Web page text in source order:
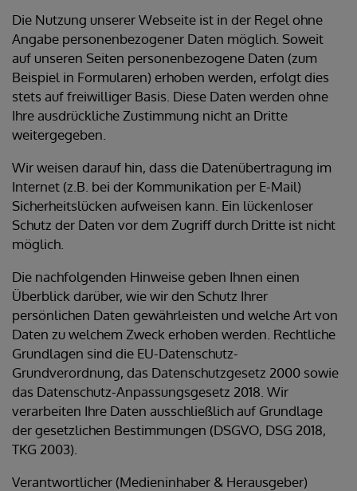
Die Nutzung unserer Webseite ist in der Regel ohne
Angabe personenbezogener Daten möglich. Soweit
auf unseren Seiten personenbezogene Daten (zum
Beispiel in Formularen) erhoben werden, erfolgt dies
stets auf freiwilliger Basis. Diese Daten werden ohne
Ihre ausdrückliche Zustimmung nicht an Dritte
weitergegeben.
Wir weisen darauf hin, dass die Datenübertragung im
Internet (z.B. bei der Kommunikation per E-Mail)
Sicherheitslücken aufweisen kann. Ein lückenloser
Schutz der Daten vor dem Zugriff durch Dritte ist nicht
möglich.
Die nachfolgenden Hinweise geben Ihnen einen
Überblick darüber, wie wir den Schutz Ihrer
persönlichen Daten gewährleisten und welche Art von
Daten zu welchem Zweck erhoben werden. Rechtliche
Grundlagen sind die EU-Datenschutz-
Grundverordnung, das Datenschutzgesetz 2000 sowie
das Datenschutz-Anpassungsgesetz 2018. Wir
verarbeiten Ihre Daten ausschließlich auf Grundlage
der gesetzlichen Bestimmungen (DSGVO, DSG 2018,
TKG 2003).
Verantwortlicher (Medieninhaber & Herausgeber)